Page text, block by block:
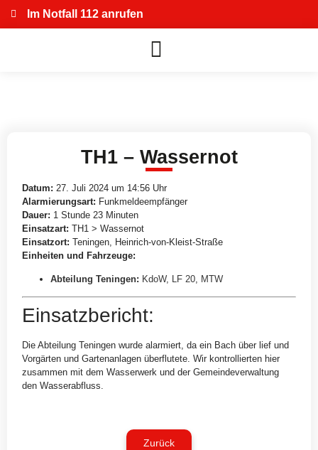
Im Notfall 112 anrufen
TH1 – Wassernot
Datum: 27. Juli 2024 um 14:56 Uhr
Alarmierungsart: Funkmeldeempfänger
Dauer: 1 Stunde 23 Minuten
Einsatzart: TH1 > Wassernot
Einsatzort: Teningen, Heinrich-von-Kleist-Straße
Einheiten und Fahrzeuge:
Abteilung Teningen: KdoW, LF 20, MTW
Einsatzbericht:
Die Abteilung Teningen wurde alarmiert, da ein Bach über lief und
Vorgärten und Gartenanlagen überflutete. Wir kontrollierten hier
zusammen mit dem Wasserwerk und der Gemeindeverwaltung
den Wasserabfluss.
Zurück